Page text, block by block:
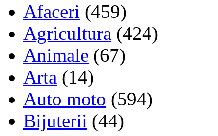
Afaceri (459)
Agricultura (424)
Animale (67)
Arta (14)
Auto moto (594)
Bijuterii (44)